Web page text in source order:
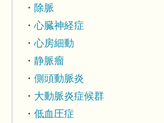
除脈
心臓神経症
心房細動
静脈瘤
側頭動脈炎
大動脈炎症候群
低血圧症